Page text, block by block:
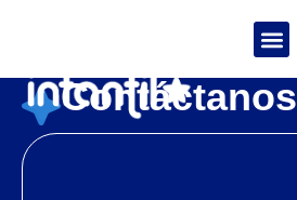
Michel Pumar
Contáctanos